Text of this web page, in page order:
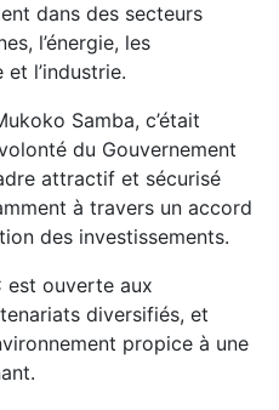
dans des secteurs
l’énergie, les
l’industrie.
Samba, c’était
du Gouvernement
attractif et sécurisé
à travers un accord
des investissements.
est ouverte aux
diversifiés, et
propice à une